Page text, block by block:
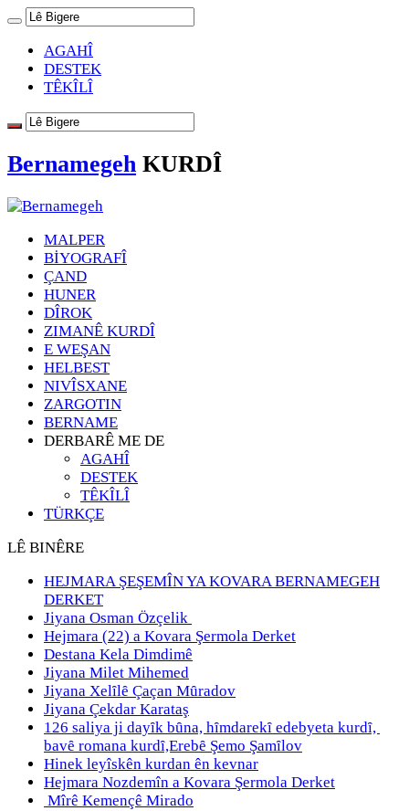
AGAHÎ
DESTEK
TÊKÎLÎ
Bernamegeh KURDÎ
MALPER
BİYOGRAFÎ
ÇAND
HUNER
DÎROK
ZIMANÊ KURDÎ
E WEŞAN
HELBEST
NIVÎSXANE
ZARGOTIN
BERNAME
DERBARÊ ME DE
AGAHÎ
DESTEK
TÊKÎLÎ
TÜRKÇE
LÊ BINÊRE
HEJMARA ŞEŞEMÎN YA KOVARA BERNAMEGEH
DERKET
Jiyana Osman Özçelik
Hejmara (22) a Kovara Şermola Derket
Destana Kela Dimdimê
Jiyana Milet Mihemed
Jiyana Xelȋlȇ Çaçan Mȗradov
Jiyana Çekdar Karataş
126 saliya ji dayȋk bȗna, hȋmdarekȋ edebyeta kurdȋ,
bavȇ romana kurdȋ,Erebȇ Şemo Şamȋlov
Hinek leyîskên kurdan ên kevnar
Hejmara Nozdemîn a Kovara Şermola Derket
Mîrê Kemençê Mirado